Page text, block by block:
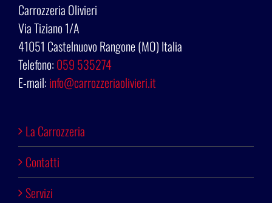
Carrozzeria Olivieri
Via Tiziano 1/A
41051 Castelnuovo Rangone (MO) Italia
Telefono: 059 535274
E-mail: info@carrozzeriaolivieri.it
La Carrozzeria
Contatti
Servizi